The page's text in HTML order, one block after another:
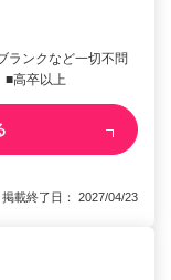
ンクなど一切不問
■高卒以上
載終了日： 2027/04/23